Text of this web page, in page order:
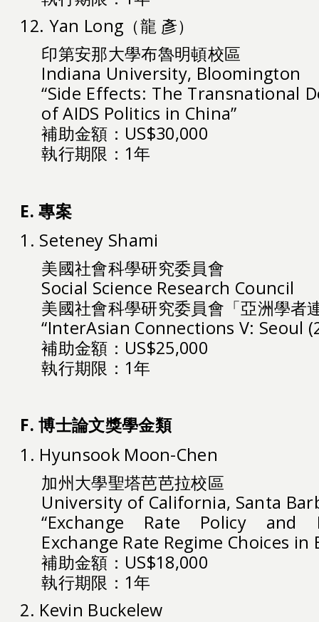
12. Yan Long（龍 彥）
印第安那大學布魯明頓校區
Indiana University, Bloomington
“Side Effects: The Transnational
of AIDS Politics in China”
補助金額：US$30,000
執行期限：1年
E. 專案
1. Seteney Shami
美國社會科學研究委員會
Social Science Research Council
美國社會科學研究委員會「亞洲學者
“InterAsian Connections V: Seoul
補助金額：US$25,000
執行期限：1年
F. 博士論文獎學金類
1. Hyunsook Moon-Chen
加州大學聖塔芭芭拉校區
University of California, Santa
“Exchange Rate Policy and
Exchange Rate Regime Choices in
補助金額：US$18,000
執行期限：1年
2. Kevin Buckelew